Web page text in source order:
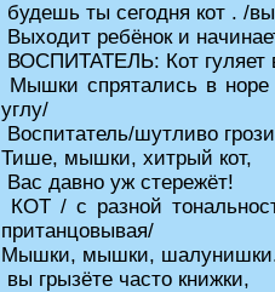
будешь ты сегодня кот . /
Выходит ребёнок и
ВОСПИТАТЕЛЬ: Кот гуляет
Мышки спрятались в
углу/
Воспитатель/шутливо
Тише, мышки, хитрый кот,
Вас давно уж стережёт!
КОТ / с разной
пританцовывая/
Мышки, мышки,
вы грызёте часто книжки,